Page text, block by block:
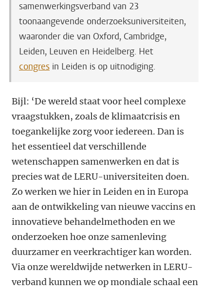
samenwerkingsverband van 23
toonaangevende onderzoeksuniversiteiten,
waaronder die van Oxford, Cambridge,
Leiden, Leuven en Heidelberg. Het
congres in Leiden is op uitnodiging.
Bijl: ‘De wereld staat voor heel complexe
vraagstukken, zoals de klimaatcrisis en
toegankelijke zorg voor iedereen. Dan is
het essentieel dat verschillende
wetenschappen samenwerken en dat is
precies wat de LERU-universiteiten doen.
Zo werken we hier in Leiden en in Europa
aan de ontwikkeling van nieuwe vaccins en
innovatieve behandelmethoden en we
onderzoeken hoe onze samenleving
duurzamer en veerkrachtiger kan worden.
Via onze wereldwijde netwerken in LERU-
verband kunnen we op mondiale schaal een